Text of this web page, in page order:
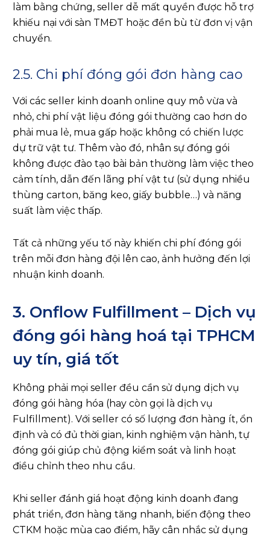
làm bằng chứng, seller dễ mất quyền được hỗ trợ
khiếu nại với sàn TMĐT hoặc đền bù từ đơn vị vận
chuyển.
2.5. Chi phí đóng gói đơn hàng cao
Với các seller kinh doanh online quy mô vừa và
nhỏ, chi phí vật liệu đóng gói thường cao hơn do
phải mua lẻ, mua gấp hoặc không có chiến lược
dự trữ vật tư. Thêm vào đó, nhân sự đóng gói
không được đào tạo bài bản thường làm việc theo
cảm tính, dẫn đến lãng phí vật tư (sử dụng nhiều
thùng carton, băng keo, giấy bubble…) và năng
suất làm việc thấp.
Tất cả những yếu tố này khiến chi phí đóng gói
trên mỗi đơn hàng đội lên cao, ảnh hưởng đến lợi
nhuận kinh doanh.
3. Onflow Fulfillment – Dịch vụ
đóng gói hàng hoá tại TPHCM
uy tín, giá tốt
Không phải mọi seller đều cần sử dụng dịch vụ
đóng gói hàng hóa (hay còn gọi là dịch vụ
Fulfillment). Với seller có số lượng đơn hàng ít, ổn
định và có đủ thời gian, kinh nghiệm vận hành, tự
đóng gói giúp chủ động kiểm soát và linh hoạt
điều chỉnh theo nhu cầu.
Khi seller đánh giá hoạt động kinh doanh đang
phát triển, đơn hàng tăng nhanh, biến động theo
CTKM hoặc mùa cao điểm, hãy cân nhắc sử dụng